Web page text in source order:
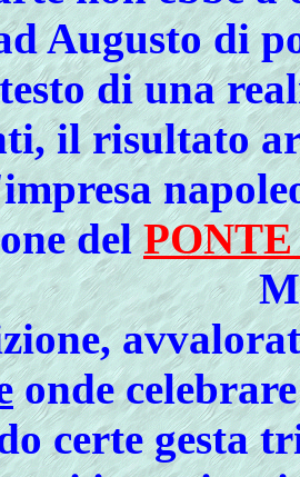
Augusto di
di una
il risultato
del
onde
certe gesta